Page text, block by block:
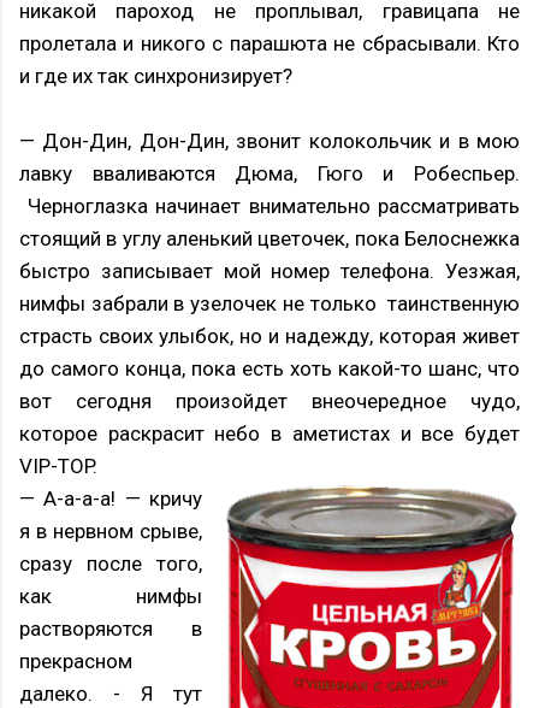
никакой пароход не проплывал, гравицапа не
пролетала и никого с парашюта не сбрасывали. Кто
и где их так синхронизирует?
— Дон-Дин, Дон-Дин, звонит колокольчик и в мою
лавку вваливаются Дюма, Гюго и Робеспьер.
Черноглазка начинает внимательно рассматривать
стоящий в углу аленький цветочек, пока Белоснежка
быстро записывает мой номер телефона. Уезжая,
нимфы забрали в узелочек не только таинственную
страсть своих улыбок, но и надежду, которая живет
до самого конца, пока есть хоть какой-то шанс, что
вот сегодня произойдет внеочередное чудо,
которое раскрасит небо в аметистах и все будет
VIP-TOP.
— А-а-а-а! — кричу
я в нервном срыве,
сразу после того,
как нимфы
растворяются в
прекрасном
далеко. - Я тут